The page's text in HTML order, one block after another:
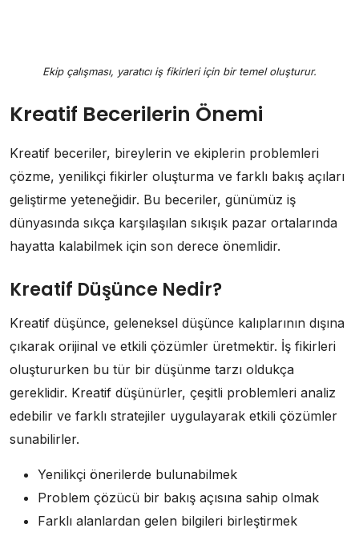
Ekip çalışması, yaratıcı iş fikirleri için bir temel oluşturur.
Kreatif Becerilerin Önemi
Kreatif beceriler, bireylerin ve ekiplerin problemleri
çözme, yenilikçi fikirler oluşturma ve farklı bakış açıları
geliştirme yeteneğidir. Bu beceriler, günümüz iş
dünyasında sıkça karşılaşılan sıkışık pazar ortalarında
hayatta kalabilmek için son derece önemlidir.
Kreatif Düşünce Nedir?
Kreatif düşünce, geleneksel düşünce kalıplarının dışına
çıkarak orijinal ve etkili çözümler üretmektir. İş fikirleri
oluştururken bu tür bir düşünme tarzı oldukça
gereklidir. Kreatif düşünürler, çeşitli problemleri analiz
edebilir ve farklı stratejiler uygulayarak etkili çözümler
sunabilirler.
Yenilikçi önerilerde bulunabilmek
Problem çözücü bir bakış açısına sahip olmak
Farklı alanlardan gelen bilgileri birleştirmek